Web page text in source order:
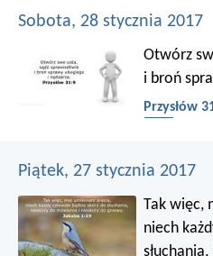
Sobota, 28 stycznia 2017
Otwórz
i broń
Przysłów
Piątek, 27 stycznia 2017
Tak więc,
niech